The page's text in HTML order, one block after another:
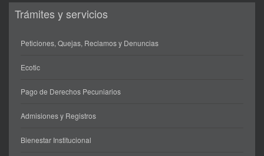
Trámites y servicios
Peticiones, Quejas, Reclamos y Denuncias
Ecotic
Pago de Derechos Pecuniarios
Admisiones y Registros
Bienestar Institucional